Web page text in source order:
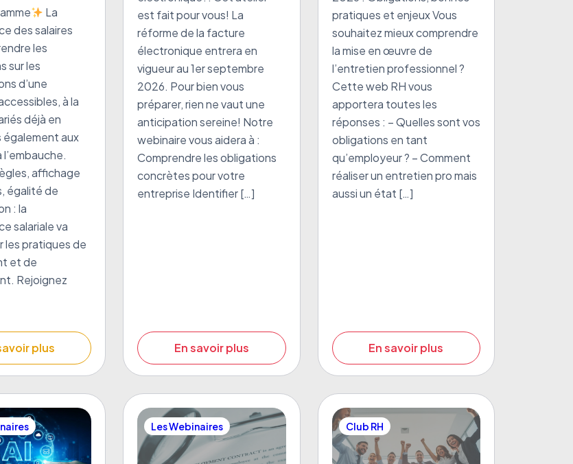
sécurisez,
!
La
des salaires
les
sur les
d’une
à la
déjà en
également aux
affichage
égalité de
: la
salariale va
les pratiques de
et de
Rejoignez
plus
est fait pour vous! La
réforme de la facture
électronique entrera en
vigueur au 1er septembre
2026. Pour bien vous
préparer, rien ne vaut une
anticipation sereine! Notre
webinaire vous aidera à :
Comprendre les obligations
concrètes pour votre
entreprise Identifier […]
En savoir plus
pratiques et enjeux Vous
souhaitez mieux comprendre
la mise en œuvre de
l’entretien professionnel ?
Cette web RH vous
apportera toutes les
réponses : – Quelles sont vos
obligations en tant
qu’employeur ? – Comment
réaliser un entretien pro mais
aussi un état […]
En savoir plus
Les Webinaires Club RH